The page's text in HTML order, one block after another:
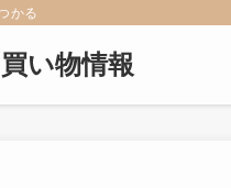
かる
い物情報